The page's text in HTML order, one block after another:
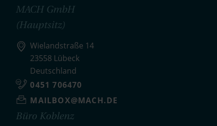
MACH GmbH
(Hauptsitz)
Wielandstraße 14
23558 Lübeck
Deutschland
0451 706470
MAILBOX@MACH.DE
Büro Koblenz